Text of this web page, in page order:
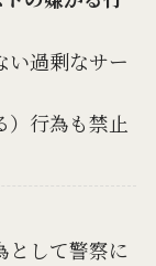
い過剰なサー
）行為も禁止
として警察に